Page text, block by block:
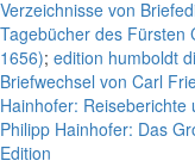
Verzeichnisse von
Tagebücher des Fürsten
1656); edition humboldt
Briefwechsel von Carl
Hainhofer:
Philipp Hainhofer: Das
Edition